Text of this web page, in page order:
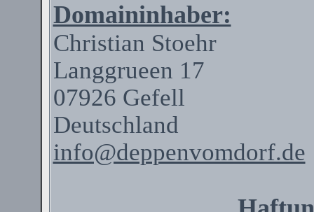
Domaininhaber:
Christian Stoehr
Langgrueen 17
07926 Gefell
Deutschland
info@deppenvomdorf.de